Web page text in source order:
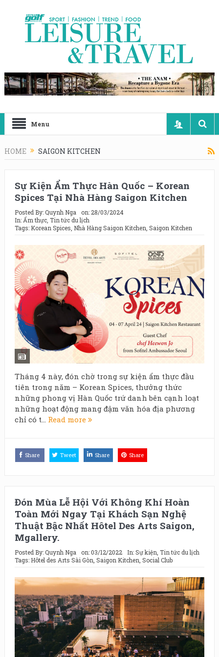
Menu
HOME SAIGON KITCHEN
Sự Kiện Ẩm Thực Hàn Quốc – Korean
Spices Tại Nhà Hàng Saigon Kitchen
Posted By:Quynh Nga on: 28/03/2024
In: Ẩm thực, Tin tức du lịch
Tags: Korean Spices Nhà Hàng Saigon Kitchen Saigon Kitchen
Tháng 4 này, đón chờ trong sự kiện ẩm thực đầu
tiên trong năm – Korean Spices, thưởng thức
những phong vị Hàn Quốc trứ danh bên cạnh loạt
những hoạt động mang đậm văn hóa địa phương
chỉ có t... Read more
Share Tweet Share Share
Đón Mùa Lễ Hội Với Không Khí Hoàn
Toàn Mới Ngay Tại Khách Sạn Nghệ
Thuật Bậc Nhất Hôtel Des Arts Saigon,
Mgallery.
Posted By:Quynh Nga on:03/12/2022 In:Sự kiện Tin tức du lịch
Tags: Hôtel des Arts Sài Gòn Saigon Kitchen Social Club